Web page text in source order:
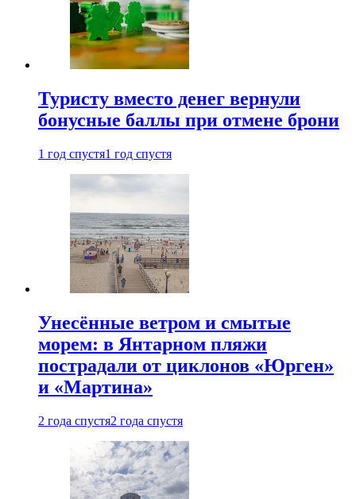
Туристу вместо денег вернули
бонусные баллы при отмене брони
1 год спустя1 год спустя
Унесённые ветром и смытые
морем: в Янтарном пляжи
пострадали от циклонов «Юрген»
и «Мартина»
2 года спустя2 года спустя